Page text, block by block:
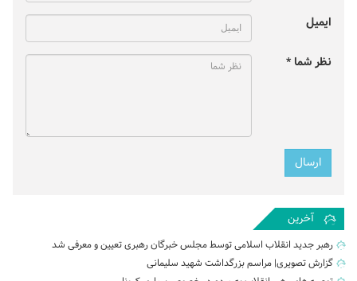
ایمیل
نظر شما *
آخرین
رهبر جدید انقلاب اسلامی توسط مجلس خبرگان رهبری تعیین و معرفی شد
گزارش تصویری| مراسم بزرگداشت شهید سلیمانی